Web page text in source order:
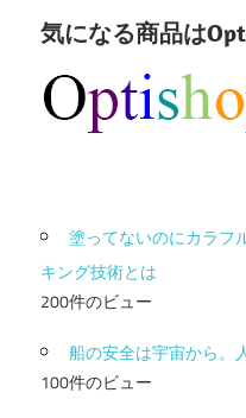
気になる商品は
塗ってないのにカラ
キング技術とは
200件のビュー
船の安全は宇宙から。
100件のビュー